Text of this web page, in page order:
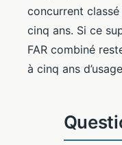
concurrent
cinq ans. Si ce
FAR combiné
à cinq ans